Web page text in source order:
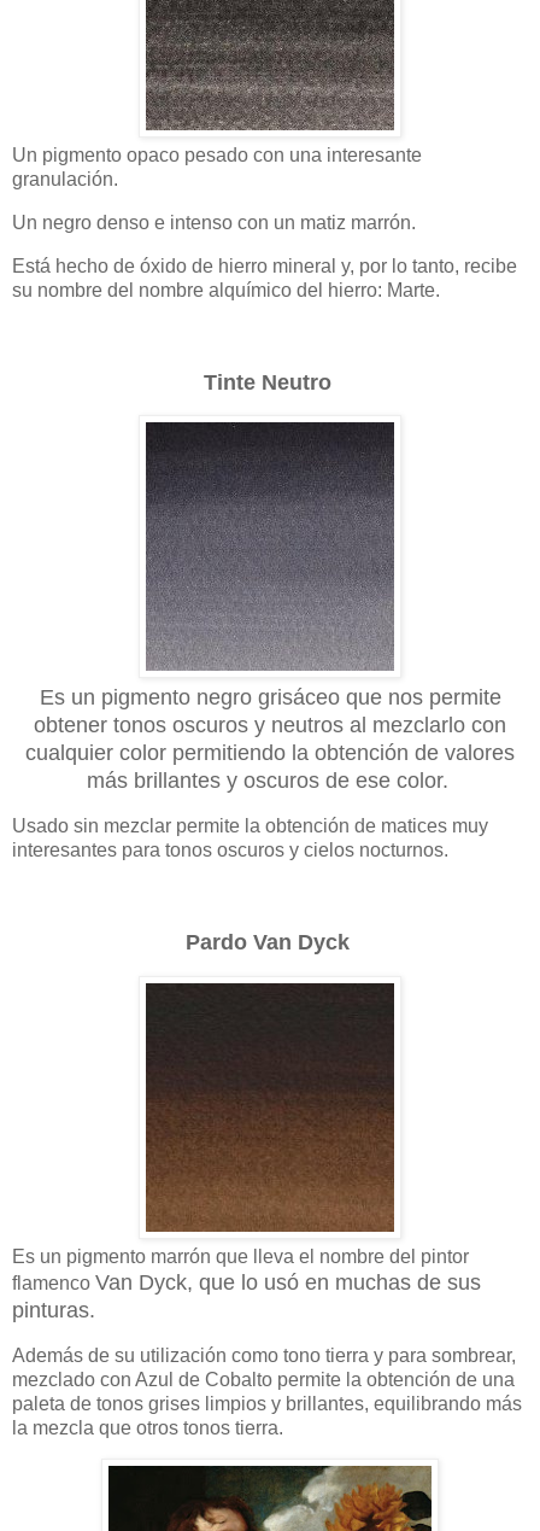
Un pigmento opaco pesado con una interesante
granulación.
Un negro denso e intenso con un matiz marrón.
Está hecho de óxido de hierro mineral y, por lo tanto, recibe
su nombre del nombre alquímico del hierro: Marte.
Tinte Neutro
Es un pigmento negro grisáceo que nos permite
obtener tonos oscuros y neutros al mezclarlo con
cualquier color permitiendo la obtención de valores
más brillantes y oscuros de ese color.
Usado sin mezclar permite la obtención de matices muy
interesantes para tonos oscuros y cielos nocturnos.
Pardo Van Dyck
Es un pigmento marrón que lleva el nombre del pintor
flamenco Van Dyck, que lo usó en muchas de sus
pinturas.
Además de su utilización como tono tierra y para sombrear,
mezclado con Azul de Cobalto permite la obtención de una
paleta de tonos grises limpios y brillantes, equilibrando más
la mezcla que otros tonos tierra.